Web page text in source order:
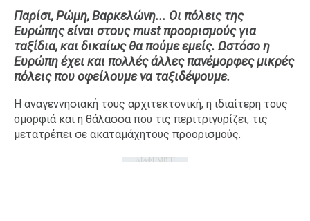
Παρίσι, Ρώμη, Βαρκελώνη... Οι πόλεις της
Ευρώπης είναι στους must προορισμούς για
ταξίδια, και δικαίως θα πούμε εμείς. Ωστόσο η
Ευρώπη έχει και πολλές άλλες πανέμορφες μικρές
πόλεις που οφείλουμε να ταξιδέψουμε.
Η αναγεννησιακή τους αρχιτεκτονική, η ιδιαίτερη τους
ομορφιά και η θάλασσα που τις περιτριγυρίζει, τις
μετατρέπει σε ακαταμάχητους προορισμούς.
ΔΙΑΦΗΜΙΣΗ